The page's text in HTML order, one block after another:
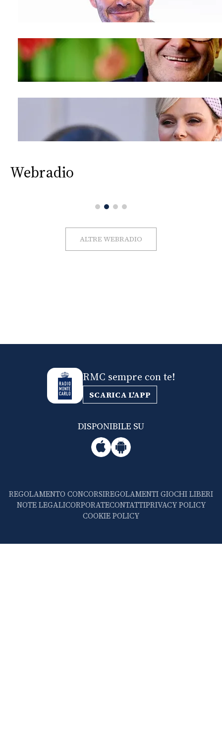
Webradio
ALTRE WEBRADIO
RMC sempre con te!
SCARICA L'APP
DISPONIBILE SU
REGOLAMENTO CONCORSIREGOLAMENTI GIOCHI LIBERI
NOTE LEGALICORPORATECONTATTIPRIVACY POLICY
COOKIE POLICY